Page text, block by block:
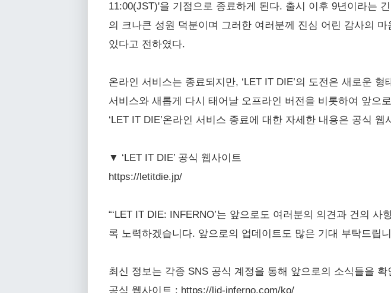
11:00(JST)'을 기점으로 종료하게 된다. 출시 이후 9년이라는
의 크나큰 성원 덕분이며 그러한 여러분께 진심 어린 감사의
있다고 전하였다.
온라인 서비스는 종료되지만, ‘LET IT DIE’의 도전은 새로운
서비스와 새롭게 다시 태어날 오프라인 버전을 비롯하여 앞으
‘LET IT DIE’온라인 서비스 종료에 대한 자세한 내용은 공식
▼ ‘LET IT DIE’ 공식 웹사이트
https://letitdie.jp/
“‘LET IT DIE: INFERNO’는 앞으로도 여러분의 의견과 건의
록 노력하겠습니다. 앞으로의 업데이트도 많은 기대 부탁드립
최신 정보는 각종 SNS 공식 계정을 통해 앞으로의 소식들을 확
공식 웹사이트 : https://lid-inferno.com/ko/